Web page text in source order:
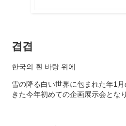
겹겹
한국의 흰 바탕 위에
雪の降る白い世界に包まれた年1
きた今年初めての企画展示会とな